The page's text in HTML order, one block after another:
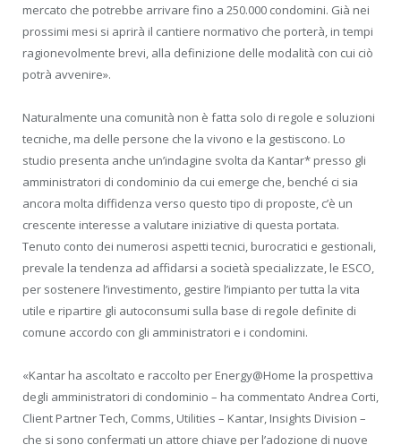
mercato che potrebbe arrivare fino a 250.000 condomini. Già nei
prossimi mesi si aprirà il cantiere normativo che porterà, in tempi
ragionevolmente brevi, alla definizione delle modalità con cui ciò
potrà avvenire».
Naturalmente una comunità non è fatta solo di regole e soluzioni
tecniche, ma delle persone che la vivono e la gestiscono. Lo
studio presenta anche un’indagine svolta da Kantar* presso gli
amministratori di condominio da cui emerge che, benché ci sia
ancora molta diffidenza verso questo tipo di proposte, c’è un
crescente interesse a valutare iniziative di questa portata.
Tenuto conto dei numerosi aspetti tecnici, burocratici e gestionali,
prevale la tendenza ad affidarsi a società specializzate, le ESCO,
per sostenere l’investimento, gestire l’impianto per tutta la vita
utile e ripartire gli autoconsumi sulla base di regole definite di
comune accordo con gli amministratori e i condomini.
«Kantar ha ascoltato e raccolto per Energy@Home la prospettiva
degli amministratori di condominio – ha commentato Andrea Corti,
Client Partner Tech, Comms, Utilities – Kantar, Insights Division –
che si sono confermati un attore chiave per l’adozione di nuove